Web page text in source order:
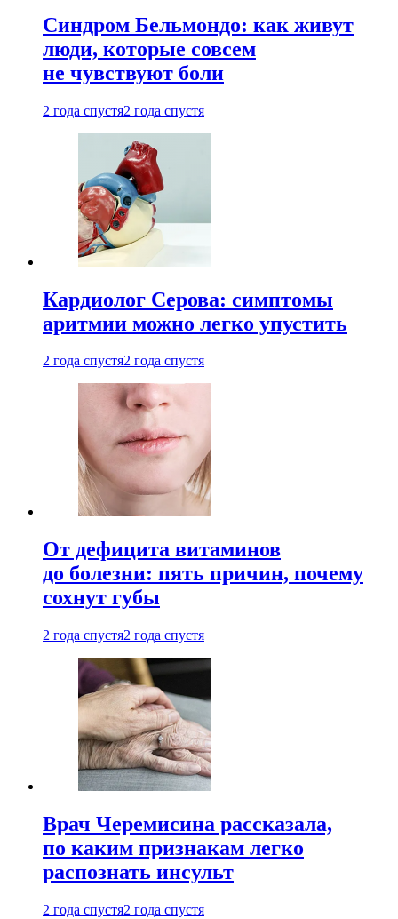
Синдром Бельмондо: как живут
люди, которые совсем
не чувствуют боли
2 года спустя2 года спустя
Кардиолог Серова: симптомы
аритмии можно легко упустить
2 года спустя2 года спустя
От дефицита витаминов
до болезни: пять причин, почему
сохнут губы
2 года спустя2 года спустя
Врач Черемисина рассказала,
по каким признакам легко
распознать инсульт
2 года спустя2 года спустя